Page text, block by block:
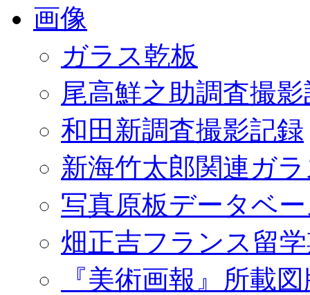
画像
ガラス乾板
尾高鮮之助調査撮
和田新調査撮影記録
新海竹太郎関連ガ
写真原板データベ
畑正吉フランス留
『美術画報』所載